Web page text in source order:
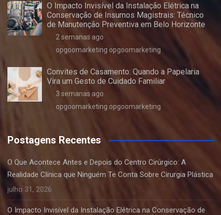
O Impacto Invisível da Instalação Elétrica na
Conservação de Insumos Magistrais: Técnico
de Manutenção Preventiva em Belo Horizonte
2 semanas ago
opgoomarketing opgoomarketing
Convites de Casamento: Quando a Papelaria
Vira um Gesto de Cuidado Familiar
3 semanas ago
opgoomarketing opgoomarketing
Postagens Recentes
O Que Acontece Antes e Depois do Centro Cirúrgico: A
Realidade Clínica que Ninguém Te Conta Sobre Cirurgia Plástica
julho 31, 2026
O Impacto Invisível da Instalação Elétrica na Conservação de